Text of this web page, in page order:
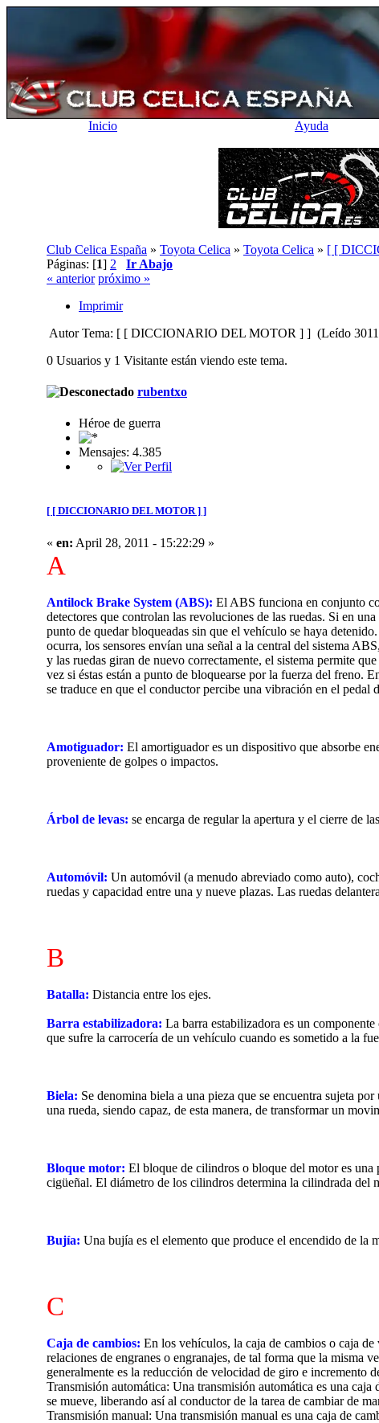
Inicio Ayuda
Club Celica España » Toyota Celica » Toyota Celica » [ [
Páginas: [1] 2
Ir Abajo
« anterior próximo »
Imprimir
Autor Tema: [ [ DICCIONARIO DEL MOTOR ] ] (Leído
0 Usuarios y 1 Visitante están viendo este tema.
rubentxo
Héroe de guerra
Mensajes: 4.385
[ [ DICCIONARIO DEL MOTOR ] ]
« en: April 28, 2011 - 15:22:29 »
A
Antilock Brake System (ABS): El ABS funciona en conjunto
detectores que controlan las revoluciones de las ruedas. Si en
punto de quedar bloqueadas sin que el vehículo se haya
ocurra, los sensores envían una señal a la central del sistema
y las ruedas giran de nuevo correctamente, el sistema permite
vez si éstas están a punto de bloquearse por la fuerza del freno.
se traduce en que el conductor percibe una vibración en el pedal
Amotiguador: El amortiguador es un dispositivo que absorbe
proveniente de golpes o impactos.
Árbol de levas: se encarga de regular la apertura y el cierre de
Automóvil: Un automóvil (a menudo abreviado como auto),
ruedas y capacidad entre una y nueve plazas. Las ruedas
B
Batalla: Distancia entre los ejes.
Barra estabilizadora: La barra estabilizadora es un
que sufre la carrocería de un vehículo cuando es sometido a la
Biela: Se denomina biela a una pieza que se encuentra sujeta
una rueda, siendo capaz, de esta manera, de transformar un
Bloque motor: El bloque de cilindros o bloque del motor es
cigüeñal. El diámetro de los cilindros determina la cilindrada del
Bujía: Una bujía es el elemento que produce el encendido de la
C
Caja de cambios: En los vehículos, la caja de cambios o caja
relaciones de engranes o engranajes, de tal forma que la misma
generalmente es la reducción de velocidad de giro e incremento
Transmisión automática: Una transmisión automática es una
se mueve, liberando así al conductor de la tarea de cambiar de
Transmisión manual: Una transmisión manual es una caja de